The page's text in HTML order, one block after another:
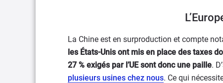
La Chine est en surproduction et compte
les États-Unis ont mis en place des taxes
27 % exigés par l’UE sont donc une paille.
plusieurs usines chez nous. Ce qui